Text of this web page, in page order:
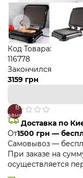
Код Товара:
116778
Закончился
3159 грн
В
закладки
В
сравнение
Доставка по
От1500 грн —
Самовывоз —
При заказе на
осуществляется